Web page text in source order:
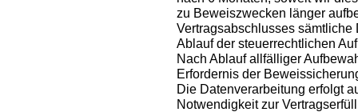
zu Beweiszwecken länger
Vertragsabschlusses
Ablauf der steuerrechtlichen
Nach Ablauf allfälliger
Erfordernis der
Die Datenverarbeitung erfolgt
Notwendigkeit zur